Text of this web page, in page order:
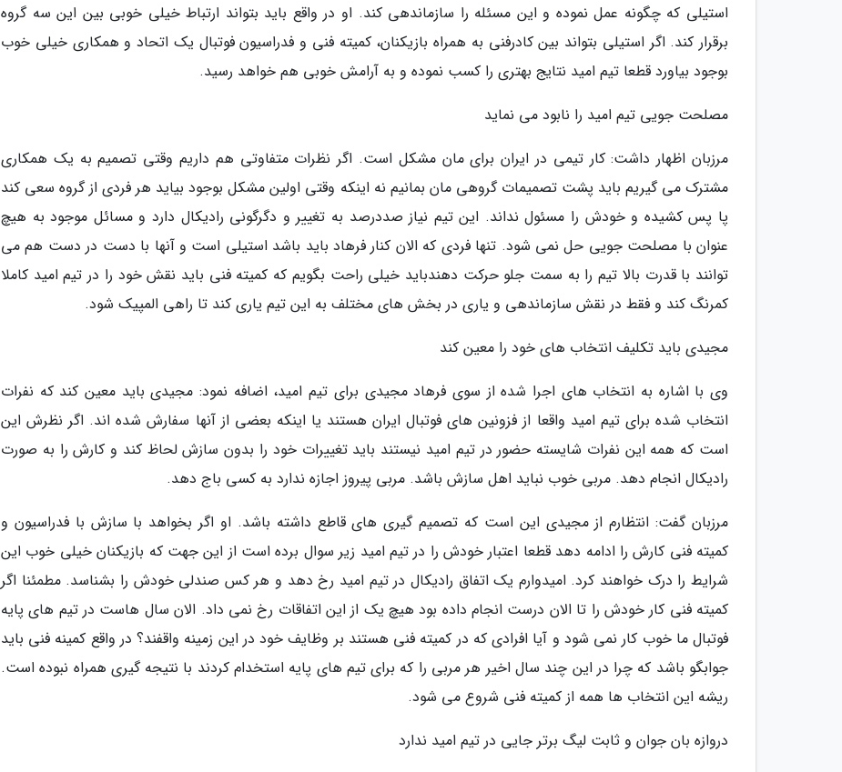
استیلی که چگونه عمل نموده و این مسئله را سازماندهی کند. او در واقع باید بتواند ارتباط خیلی خوبی بین این سه گروه
برقرار کند. اگر استیلی بتواند بین کادرفنی به همراه بازیکنان، کمیته فنی و فدراسیون فوتبال یک اتحاد و همکاری خیلی خوب
بوجود بیاورد قطعا تیم امید نتایج بهتری را کسب نموده و به آرامش خوبی هم خواهد رسید.
مصلحت جویی تیم امید را نابود می نماید
مرزبان اظهار داشت: کار تیمی در ایران برای مان مشکل است. اگر نظرات متفاوتی هم داریم وقتی تصمیم به یک همکاری
مشترک می گیریم باید پشت تصمیمات گروهی مان بمانیم نه اینکه وقتی اولین مشکل بوجود بیاید هر فردی از گروه سعی کند
پا پس کشیده و خودش را مسئول نداند. این تیم نیاز صددرصد به تغییر و دگرگونی رادیکال دارد و مسائل موجود به هیچ
عنوان با مصلحت جویی حل نمی شود. تنها فردی که الان کنار فرهاد باید باشد استیلی است و آنها با دست در دست هم می
توانند با قدرت بالا تیم را به سمت جلو حرکت دهندباید خیلی راحت بگویم که کمیته فنی باید نقش خود را در تیم امید کاملا
کمرنگ کند و فقط در نقش سازماندهی و یاری در بخش های مختلف به این تیم یاری کند تا راهی المپیک شود.
مجیدی باید تکلیف انتخاب های خود را معین کند
وی با اشاره به انتخاب های اجرا شده از سوی فرهاد مجیدی برای تیم امید، اضافه نمود: مجیدی باید معین کند که نفرات
انتخاب شده برای تیم امید واقعا از فزونین های فوتبال ایران هستند یا اینکه بعضی از آنها سفارش شده اند. اگر نظرش این
است که همه این نفرات شایسته حضور در تیم امید نیستند باید تغییرات خود را بدون سازش لحاظ کند و کارش را به صورت
رادیکال انجام دهد. مربی خوب نباید اهل سازش باشد. مربی پیروز اجازه ندارد به کسی باج دهد.
مرزبان گفت: انتظارم از مجیدی این است که تصمیم گیری های قاطع داشته باشد. او اگر بخواهد با سازش با فدراسیون و
کمیته فنی کارش را ادامه دهد قطعا اعتبار خودش را در تیم امید زیر سوال برده است از این جهت که بازیکنان خیلی خوب این
شرایط را درک خواهند کرد. امیدوارم یک اتفاق رادیکال در تیم امید رخ دهد و هر کس صندلی خودش را بشناسد. مطمئنا اگر
کمیته فنی کار خودش را تا الان درست انجام داده بود هیچ یک از این اتفاقات رخ نمی داد. الان سال هاست در تیم های پایه
فوتبال ما خوب کار نمی شود و آیا افرادی که در کمیته فنی هستند بر وظایف خود در این زمینه واقفند؟ در واقع کمینه فنی باید
جوابگو باشد که چرا در این چند سال اخیر هر مربی را که برای تیم های پایه استخدام کردند با نتیجه گیری همراه نبوده است.
ریشه این انتخاب ها همه از کمیته فنی شروع می شود.
دروازه بان جوان و ثابت لیگ برتر جایی در تیم امید ندارد